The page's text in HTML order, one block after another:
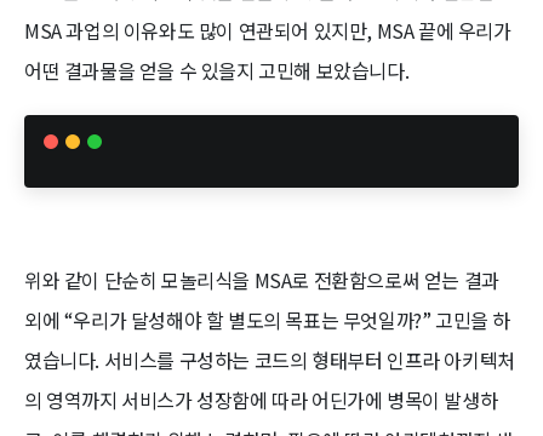
MSA 과업의 이유와도 많이 연관되어 있지만, MSA 끝에 우리가
어떤 결과물을 얻을 수 있을지 고민해 보았습니다.
위와 같이 단순히 모놀리식을 MSA로 전환함으로써 얻는 결과
외에 “우리가 달성해야 할 별도의 목표는 무엇일까?” 고민을 하
였습니다. 서비스를 구성하는 코드의 형태부터 인프라 아키텍처
의 영역까지 서비스가 성장함에 따라 어딘가에 병목이 발생하